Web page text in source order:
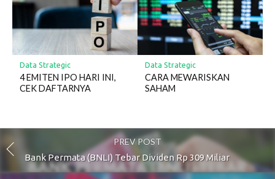
Data Strategic
4 EMITEN IPO HARI INI,
CEK DAFTARNYA
Data Strategic
CARA MEWARISKAN
SAHAM
PREV POST
Bank Permata (BNLI) Tebar Dividen Rp 309 Miliar